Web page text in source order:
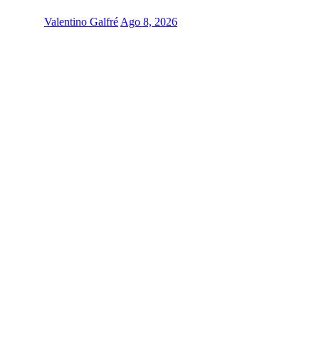
Valentino Galfré Ago 8, 2026